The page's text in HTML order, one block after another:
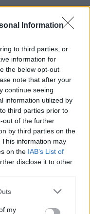
Information
to third parties, or
information for
the below opt-out
note that after your
continue seeing
information utilized by
third parties prior to
out of the further
by third parties on the
This information may
on the IAB’s List of
disclose it to other
my
στην Αργυρώ
για τη
συνταγή